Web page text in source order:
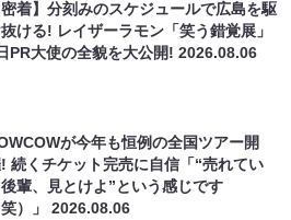
密着】分刻みのスケジュールで広島を駆
ける! レイザーラモン「笑う錯覚展」
PR大使の全貌を大公開!2026.08.06
が今年も恒例の全国ツアー開
続くチケット完売に自信「“売れてい
輩、見とけよ”という感じです
笑）」2026.08.06